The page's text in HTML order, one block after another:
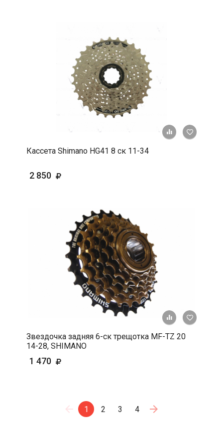
+ К
Кассета Shimano HG41 8 ск 11-34
2 850
+ К
Звездочка задняя 6-ск трещотка MF-TZ 20
14-28, SHIMANO
1 470
1 2 3 4